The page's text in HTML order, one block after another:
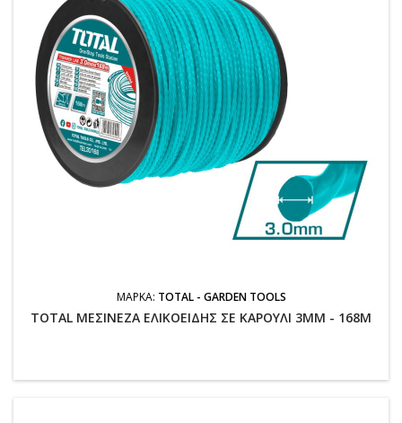
ΜΆΡΚΑ: TOTAL - GARDEN TOOLS
TOTAL ΜΕΣΙΝΕΖΑ ΕΛΙΚΟΕΙΔΗΣ ΣΕ ΚΑΡΟΥΛΙ 3MM - 168M